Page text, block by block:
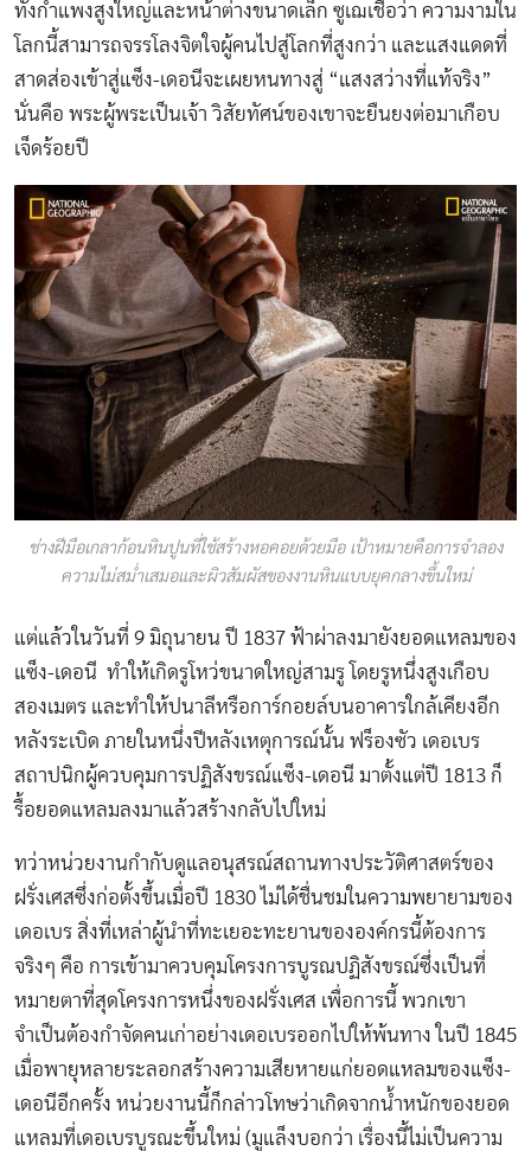
ทั้งกำแพงสูงใหญ่และหน้าต่างขนาดเล็ก ซูเฌเชื่อว่า ความงามใน
โลกนี้สามารถจรรโลงจิตใจผู้คนไปสู่โลกที่สูงกว่า และแสงแดดที่
สาดส่องเข้าสู่แซ็ง-เดอนีจะเผยหนทางสู่ “แสงสว่างที่แท้จริง”
นั่นคือ พระผู้พระเป็นเจ้า วิสัยทัศน์ของเขาจะยืนยงต่อมาเกือบ
เจ็ดร้อยปี
ช่างฝีมือเกลาก้อนหินปูนที่ใช้สร้างหอคอยด้วยมือ เป้าหมายคือการจำลอง
ความไม่สม่ำเสมอและผิวสัมผัสของงานหินแบบยุคกลางขึ้นใหม่
แต่แล้วในวันที่ 9 มิถุนายน ปี 1837 ฟ้าผ่าลงมายังยอดแหลมของ
แซ็ง-เดอนี ทำให้เกิดรูโหว่ขนาดใหญ่สามรู โดยรูหนึ่งสูงเกือบ
สองเมตร และทำให้ปนาลีหรือการ์กอยล์บนอาคารใกล้เคียงอีก
หลังระเบิด ภายในหนึ่งปีหลังเหตุการณ์นั้น ฟร็องซัว เดอเบร
สถาปนิกผู้ควบคุมการปฏิสังขรณ์แซ็ง-เดอนี มาตั้งแต่ปี 1813 ก็
รื้อยอดแหลมลงมาแล้วสร้างกลับไปใหม่
ทว่าหน่วยงานกำกับดูแลอนุสรณ์สถานทางประวัติศาสตร์ของ
ฝรั่งเศสซึ่งก่อตั้งขึ้นเมื่อปี 1830 ไม่ได้ชื่นชมในความพยายามของ
เดอเบร สิ่งที่เหล่าผู้นำที่ทะเยอะทะยานขององค์กรนี้ต้องการ
จริงๆ คือ การเข้ามาควบคุมโครงการบูรณปฏิสังขรณ์ซึ่งเป็นที่
หมายตาที่สุดโครงการหนึ่งของฝรั่งเศส เพื่อการนี้ พวกเขา
จำเป็นต้องกำจัดคนเก่าอย่างเดอเบรออกไปให้พ้นทาง ในปี 1845
เมื่อพายุหลายระลอกสร้างความเสียหายแก่ยอดแหลมของแซ็ง-
เดอนีอีกครั้ง หน่วยงานนี้ก็กล่าวโทษว่าเกิดจากน้ำหนักของยอด
แหลมที่เดอเบรบูรณะขึ้นใหม่ (มูแล็งบอกว่า เรื่องนี้ไม่เป็นความ